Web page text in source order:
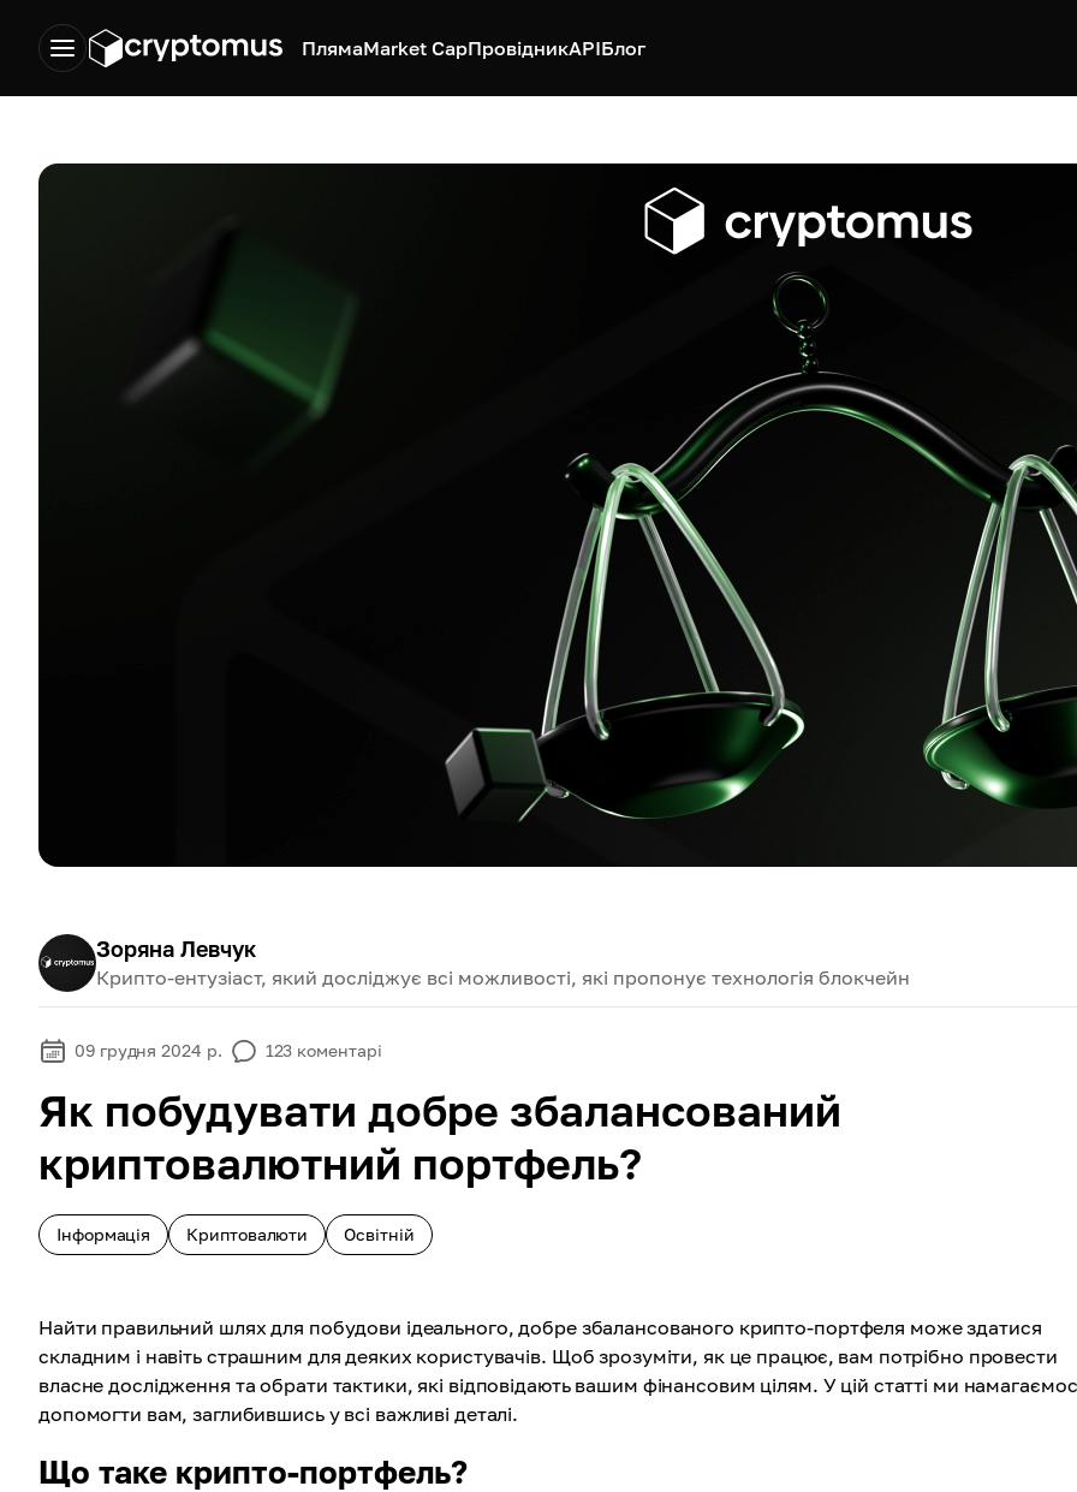
ПлямаMarket CapПровідникAPIБлог
Зоряна Левчук
Крипто-ентузіаст, який досліджує всі можливості, які пропонує технологія блокчейн
09 грудня 2024 р. 123 коментарі
Як побудувати добре збалансований
криптовалютний портфель?
Інформація Криптовалюти Освітній
Найти правильний шлях для побудови ідеального, добре збалансованого крипто-портфеля може здатися
складним і навіть страшним для деяких користувачів. Щоб зрозуміти, як це працює, вам потрібно провести
власне дослідження та обрати тактики, які відповідають вашим фінансовим цілям. У цій статті ми
допомогти вам, заглибившись у всі важливі деталі.
Що таке крипто-портфель?